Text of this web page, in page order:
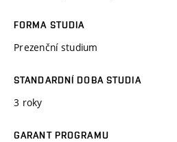
FORMA STUDIA
Prezenční studium
STANDARDNÍ DOBA STUDIA
3 roky
GARANT PROGRAMU